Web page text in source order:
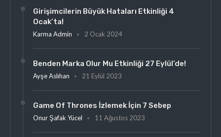
Girişimcilerin Büyük Hataları Etkinliği 4
Ocak’ta!
Karma Admin 2 Ocak 2024
Benden Marka Olur Mu Etkinliği 27 Eylül’de!
Ayşe Aslıhan 21 Eylül 2023
Game Of Thrones İzlemek İçin 7 Sebep
Onur Şafak Yücel 11 Ağustos 2023